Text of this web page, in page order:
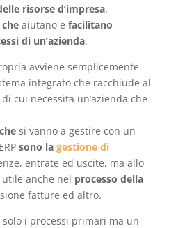
risorse d’impresa.
aiutano e facilitano
di un’azienda.
avviene semplicemente
integrato che racchiude al
cui necessita un’azienda che
chesi vanno a gestire con un
sono la gestione di
entrate ed uscite, ma allo
anche nel processo della
fatture ed altro.
i processi primari ma un